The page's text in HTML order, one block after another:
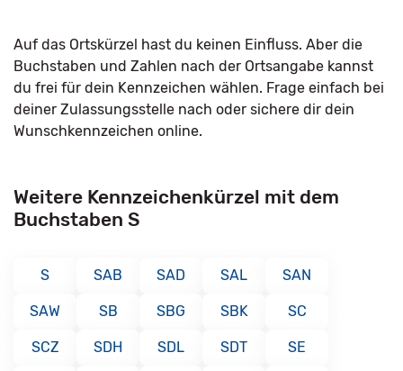
Auf das Ortskürzel hast du keinen Einfluss. Aber die
Buchstaben und Zahlen nach der Ortsangabe kannst
du frei für dein Kennzeichen wählen. Frage einfach bei
deiner Zulassungsstelle nach oder sichere dir dein
Wunschkennzeichen online.
Weitere Kennzeichenkürzel mit dem
Buchstaben S
S SAB SAD SAL SAN
SAW SB SBG SBK SC
SCZ SDH SDL SDT SE